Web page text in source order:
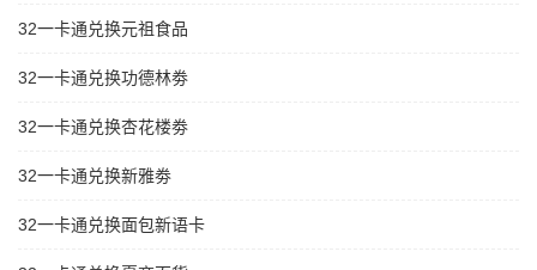
32一卡通兑换元祖食品
32一卡通兑换功德林劵
32一卡通兑换杏花楼劵
32一卡通兑换新雅劵
32一卡通兑换面包新语卡